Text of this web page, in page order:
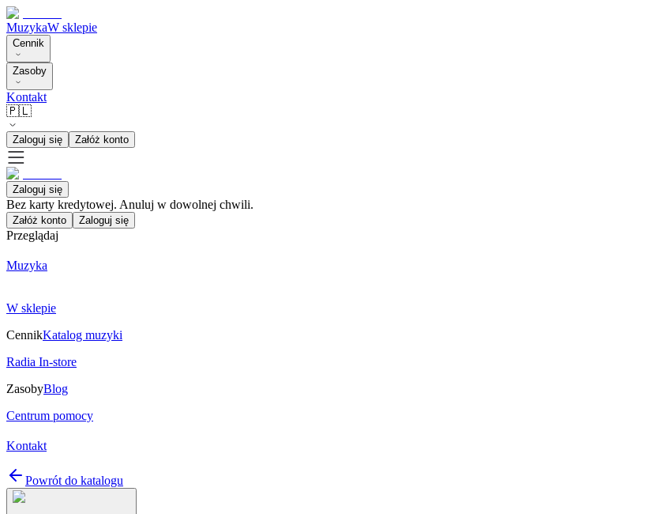
MuzykaW sklepie
Cennik
Zasoby
Kontakt
🇵🇱
Zaloguj się Załóż konto
Zaloguj się
Bez karty kredytowej. Anuluj w dowolnej chwili.
Załóż konto Zaloguj się
Przeglądaj
Muzyka
W sklepie
CennikKatalog muzyki
Radia In-store
ZasobyBlog
Centrum pomocy
Kontakt
Powrót do katalogu